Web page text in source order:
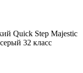
Quick Step Majestic
32 класс